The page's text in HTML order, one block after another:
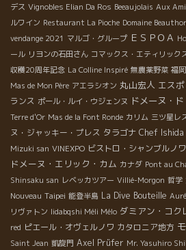
デス Vignobles Elian Da Ros Beeaujolais Aux
ルワイン Restaurant La Pioche Domaine
vendange 2021 マルゴ・グループ ＥＳＰＯＡ
ール リヨンの石田さん コマックス・エティリック
収穫20周年記念 La Colline Inspiré 無農薬野菜 福
Mas de Mon Père アエラシオン 丸山宏人 エス
ランス ポール・ルイ・ウジェンヌ ドメーヌ・
Terre d'Or Mas de la Font Ronde カリム 三ツ星レ
ヌ・ジャッキー・プレス タラゴナ Chef Ishida
Mizuki san VINEXPO ビストロ・シャンブルノ
ドメーヌ・エリック・カム カナダ Pont au
Shinsaku san レベッカツアー Villié-Morgon 哲学
Nouveau Taipei 能登半島 La Dive Bouteille
リヴァトン Iidabqshi Méli Mélo ダミアン・コク
red ピエール・オヴェルノワ カタロニア地方
Saint Jean 凱旋門 Axel Prüfer Mr. Yasuhiro